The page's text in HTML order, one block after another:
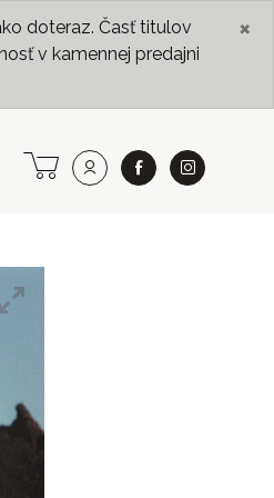
doteraz. Časť titulov
v kamennej predajni
×